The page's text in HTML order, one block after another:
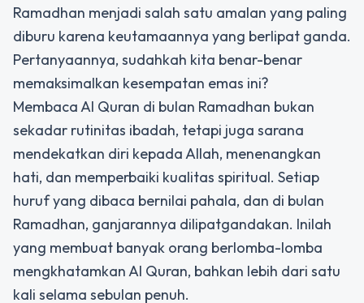
Ramadhan menjadi salah satu amalan yang paling
diburu karena keutamaannya yang berlipat ganda.
Pertanyaannya, sudahkah kita benar-benar
memaksimalkan kesempatan emas ini?
Membaca Al Quran di bulan Ramadhan bukan
sekadar rutinitas ibadah, tetapi juga sarana
mendekatkan diri kepada Allah, menenangkan
hati, dan memperbaiki kualitas spiritual. Setiap
huruf yang dibaca bernilai pahala, dan di bulan
Ramadhan, ganjarannya dilipatgandakan. Inilah
yang membuat banyak orang berlomba-lomba
mengkhatamkan Al Quran, bahkan lebih dari satu
kali selama sebulan penuh.